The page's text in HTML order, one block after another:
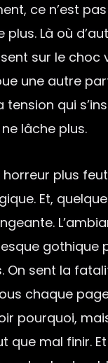
ce n’est
plus. Là où
sur le choc
une autre
tension qui
lâche plus.
horreur plus
Et,
gothique
On sent la
chaque
pourquoi,
que mal finir. Et